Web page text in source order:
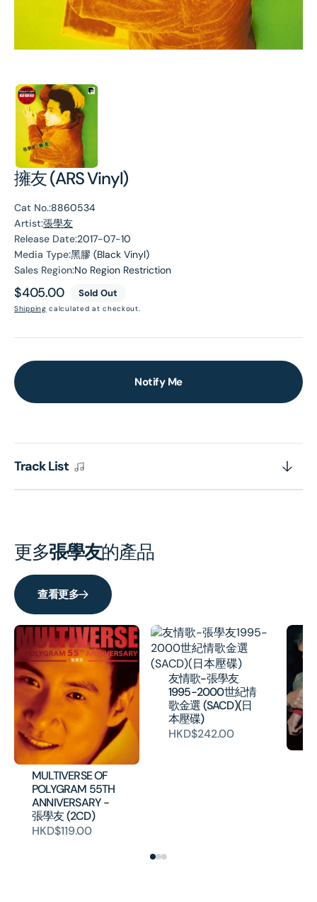
擁友 (ARS Vinyl)
Cat No.:8860534
Artist:張學友
Release Date:2017-07-10
Media Type:黑膠 (Black Vinyl)
Sales Region:No Region Restriction
Regular
price
$405.00 Sold Out
Shipping calculated at checkout.
Notify Me
Track List
更多張學友的產品
查看更多
MULTIVERSE OF
POLYGRAM 55TH
ANNIVERSARY -
張學友 (2CD)
HKD$119.00
友情歌-張學友
1995-2000世紀情
歌金選 (SACD)(日
本壓碟)
HKD$242.00